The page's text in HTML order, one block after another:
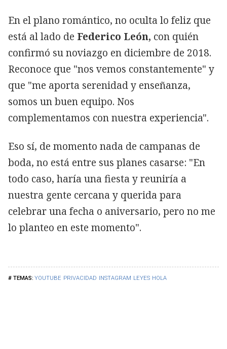
YOUTUBE PRIVACIDAD INSTAGRAM LEYES HOLA
En el plano romántico, no oculta lo feliz que
está al lado de Federico León, con quién
confirmó su noviazgo en diciembre de 2018.
Reconoce que "nos vemos constantemente" y
que "me aporta serenidad y enseñanza,
somos un buen equipo. Nos
complementamos con nuestra experiencia".
Eso sí, de momento nada de campanas de
boda, no está entre sus planes casarse: "En
todo caso, haría una fiesta y reuniría a
nuestra gente cercana y querida para
celebrar una fecha o aniversario, pero no me
lo planteo en este momento".